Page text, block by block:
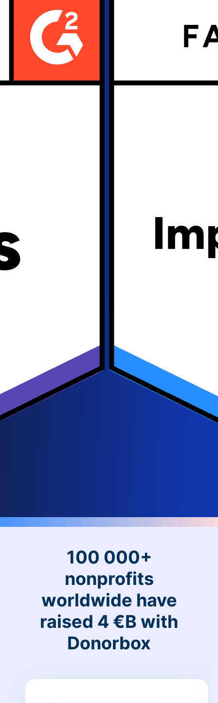
100 000+
nonprofits
worldwide have
raised 4 €B with
Donorbox